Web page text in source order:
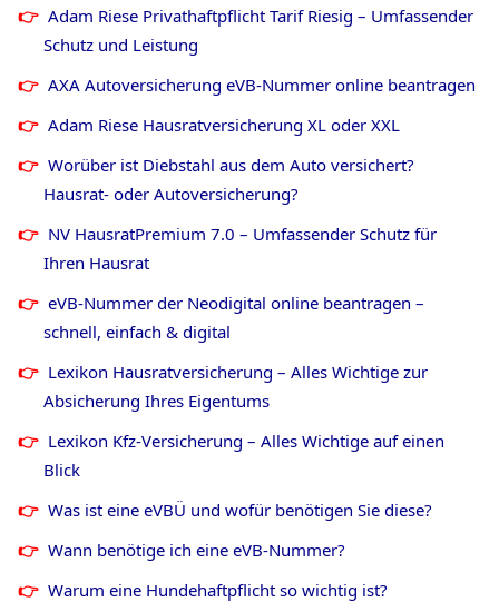
Adam Riese Privathaftpflicht Tarif Riesig – Umfassender
Schutz und Leistung
AXA Autoversicherung eVB-Nummer online beantragen
Adam Riese Hausratversicherung XL oder XXL
Worüber ist Diebstahl aus dem Auto versichert?
Hausrat- oder Autoversicherung?
NV HausratPremium 7.0 – Umfassender Schutz für
Ihren Hausrat
eVB-Nummer der Neodigital online beantragen –
schnell, einfach & digital
Lexikon Hausratversicherung – Alles Wichtige zur
Absicherung Ihres Eigentums
Lexikon Kfz-Versicherung – Alles Wichtige auf einen
Blick
Was ist eine eVBÜ und wofür benötigen Sie diese?
Wann benötige ich eine eVB-Nummer?
Warum eine Hundehaftpflicht so wichtig ist?